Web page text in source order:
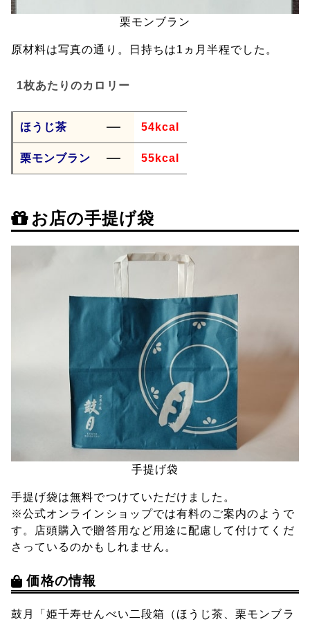
栗モンブラン
原材料は写真の通り。日持ちは1ヵ月半程でした。
1枚あたりのカロリー
ほうじ茶 54kcal
栗モンブラン 55kcal
お店の手提げ袋
手提げ袋
手提げ袋は無料でつけていただけました。
※公式オンラインショップでは有料のご案内のようで
す。店頭購入で贈答用など用途に配慮して付けてくだ
さっているのかもしれません。
価格の情報
鼓月「姫千寿せんべい二段箱（ほうじ茶、栗モンブラ